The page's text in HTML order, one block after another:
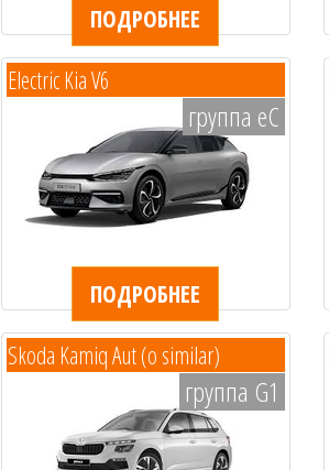
ПОДРОБНЕЕ
Electric Kia V6
группа eC
ПОДРОБНЕЕ
Skoda Kamiq Aut (o similar)
группа G1